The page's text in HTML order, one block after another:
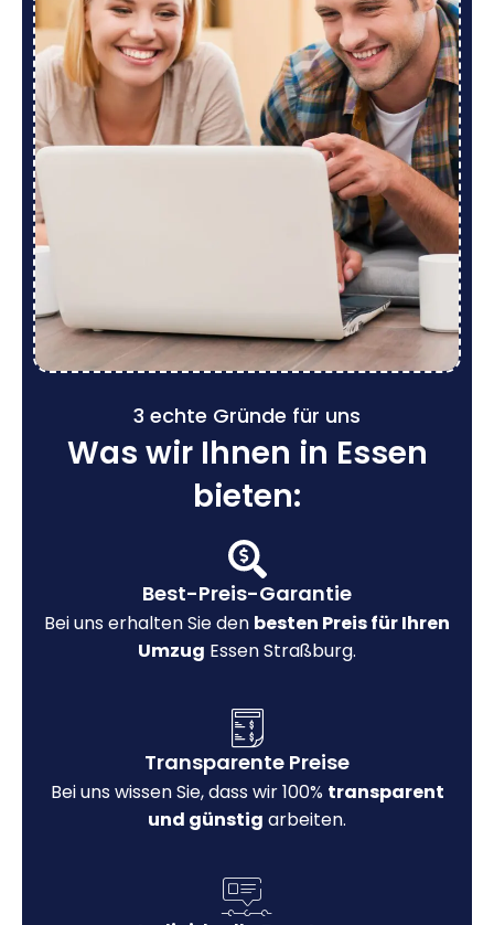
3 echte Gründe für uns
Was wir Ihnen in Essen
bieten:
Best-Preis-Garantie
Bei uns erhalten Sie den besten Preis für Ihren
Umzug Essen Straßburg.
Transparente Preise
Bei uns wissen Sie, dass wir 100% transparent
und günstig arbeiten.